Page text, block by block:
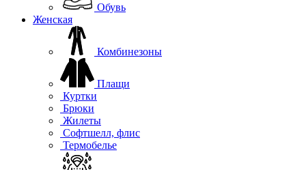
Обувь
Женская
Комбинезоны
Плащи
Куртки
Брюки
Жилеты
Софтшелл, флис
Термобелье